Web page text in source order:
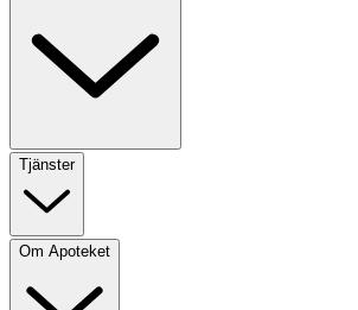
Tjänster
Om Apoteket